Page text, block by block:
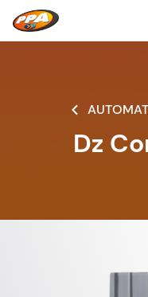
Dz